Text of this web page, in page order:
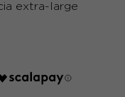
extra-large